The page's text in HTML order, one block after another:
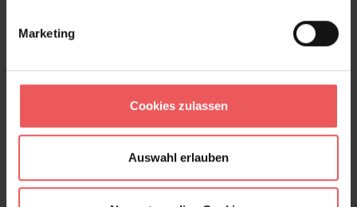
Marketing
Cookies zulassen
Auswahl erlauben